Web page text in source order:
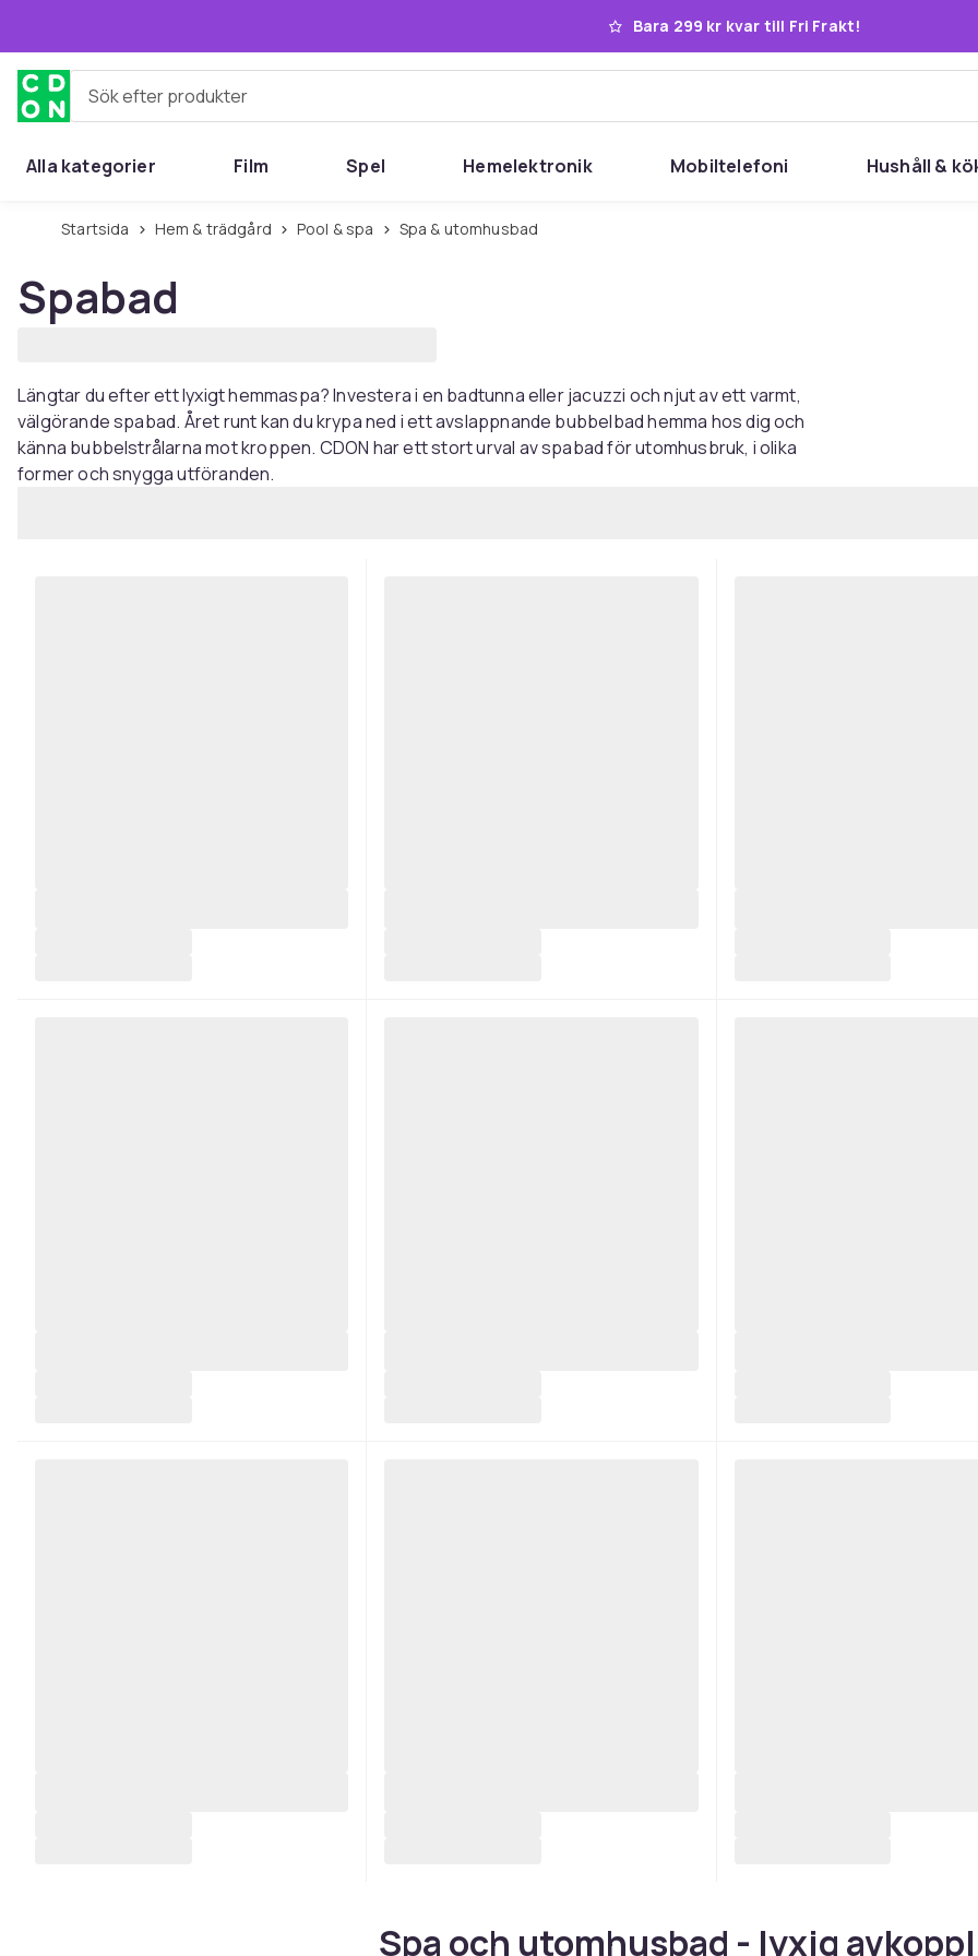
Bara 299 kr kvar till Fri Frakt!
Sök efter produkter
Alla kategorier Film Spel Hemelektronik Mobiltelefoni Hushåll &
Startsida Hem & trädgård Pool & spa Spa & utomhusbad
Spabad
Längtar du efter ett lyxigt hemmaspa? Investera i en badtunna eller jacuzzi och njut av ett varmt,
välgörande spabad. Året runt kan du krypa ned i ett avslappnande bubbelbad hemma hos dig och
känna bubbelstrålarna mot kroppen. CDON har ett stort urval av spabad för utomhusbruk, i olika
former och snygga utföranden.
Spa och utomhusbad - lyxig